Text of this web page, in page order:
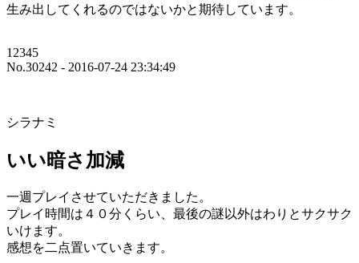
生み出してくれるのではないかと期待しています。
12345
No.30242 - 2016-07-24 23:34:49
シラナミ
いい暗さ加減
一週プレイさせていただきました。
プレイ時間は４０分くらい、最後の謎以外はわりとサクサク
いけます。
感想を二点置いていきます。